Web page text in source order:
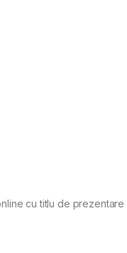
cu titlu de prezentare